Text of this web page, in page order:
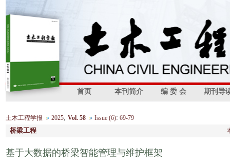
首页 本刊简介 编 委 会 期刊导
土木工程学报 2025, Vol. 58 Issue (6): 69-79
桥梁工程
基于大数据的桥梁智能管理与维护框架